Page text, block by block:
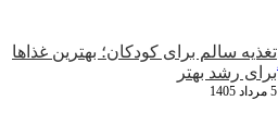
تغذیه سالم برای کودکان؛ بهترین غذاها
برای رشد بهتر
5 مرداد 1405